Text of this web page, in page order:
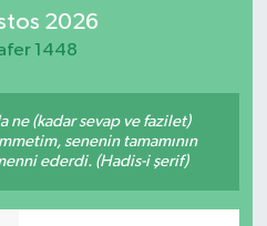
2026
1448
ne (kadar sevap ve fazilet)
senenin tamamının
ederdi. (Hadis-i şerif)